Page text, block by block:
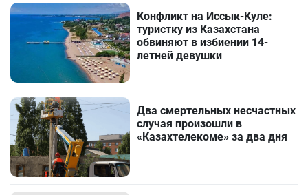
Конфликт на Иссык-Куле:
туристку из Казахстана
обвиняют в избиении 14-
летней девушки
Два смертельных несчастных
случая произошли в
«Казахтелекоме» за два дня